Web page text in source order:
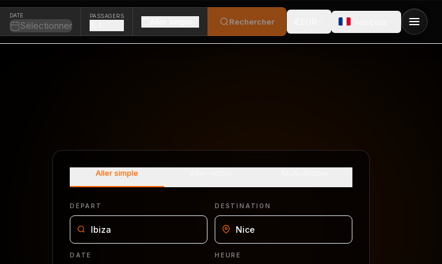
DATE
Sélectionner
PASSAGERS
Rechercher
Aller simple
DÉPART
Ibiza
DESTINATION
Nice
DATE HEURE